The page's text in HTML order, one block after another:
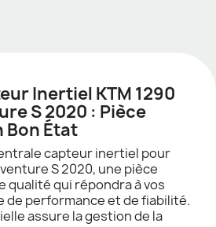
Inertiel KTM 1290
S 2020 : Pièce
Bon État
capteur inertiel pour
S 2020, une pièce
qualité qui répondra à vos
de performance et de fiabilité.
assure la gestion de la